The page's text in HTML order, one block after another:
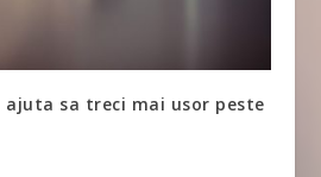
ajuta sa treci mai usor peste